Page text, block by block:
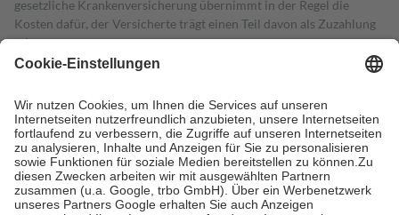
gesetzliche Krankenversicherung übernimmt in der Regel die
Kosten dafür, der Versicherte trägt einen Teil davon als Zuzahlung
mit.
Grundsätzlich leisten Mitglieder Zuzahlungen in Höhe von zehn
höchstens zehn Euro.
Es sind jedoch nie mehr als die tatsächlichen
Kosten der Leistung zu entrichten.
Diese Regeln gelten grundsätzlich auch für Online-Apotheken.
Bei Heilmitteln und häuslicher Krankenpflege beträgt die
Zuzahlung zehn Prozent der Kosten sowie zehn Euro je
Verordnung.
Um das Engagement der Versicherten für ihre eigene Gesundheit zu